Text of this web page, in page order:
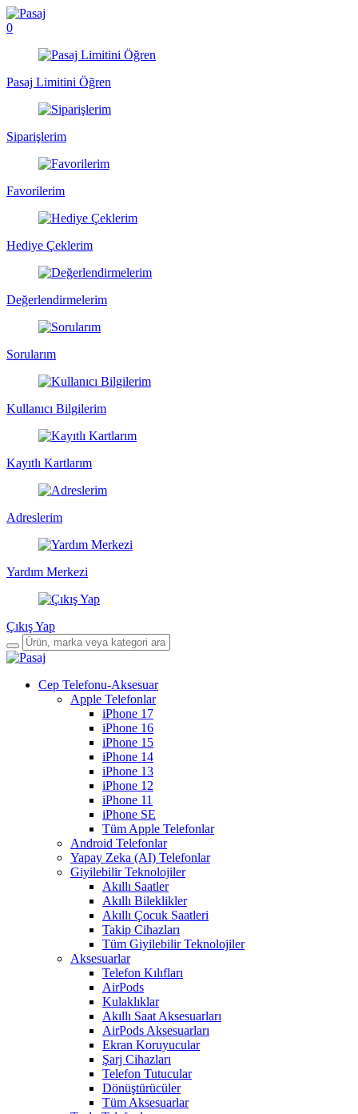
0
Pasaj Limitini Öğren
Siparişlerim
Favorilerim
Hediye Çeklerim
Değerlendirmelerim
Sorularım
Kullanıcı Bilgilerim
Kayıtlı Kartlarım
Adreslerim
Yardım Merkezi
Çıkış Yap
Cep Telefonu-Aksesuar
Apple Telefonlar
iPhone 17
iPhone 16
iPhone 15
iPhone 14
iPhone 13
iPhone 12
iPhone 11
iPhone SE
Tüm Apple Telefonlar
Android Telefonlar
Yapay Zeka (AI) Telefonlar
Giyilebilir Teknolojiler
Akıllı Saatler
Akıllı Bileklikler
Akıllı Çocuk Saatleri
Takip Cihazları
Tüm Giyilebilir Teknolojiler
Aksesuarlar
Telefon Kılıfları
AirPods
Kulaklıklar
Akıllı Saat Aksesuarları
AirPods Aksesuarları
Ekran Koruyucular
Şarj Cihazları
Telefon Tutucular
Dönüştürücüler
Tüm Aksesuarlar